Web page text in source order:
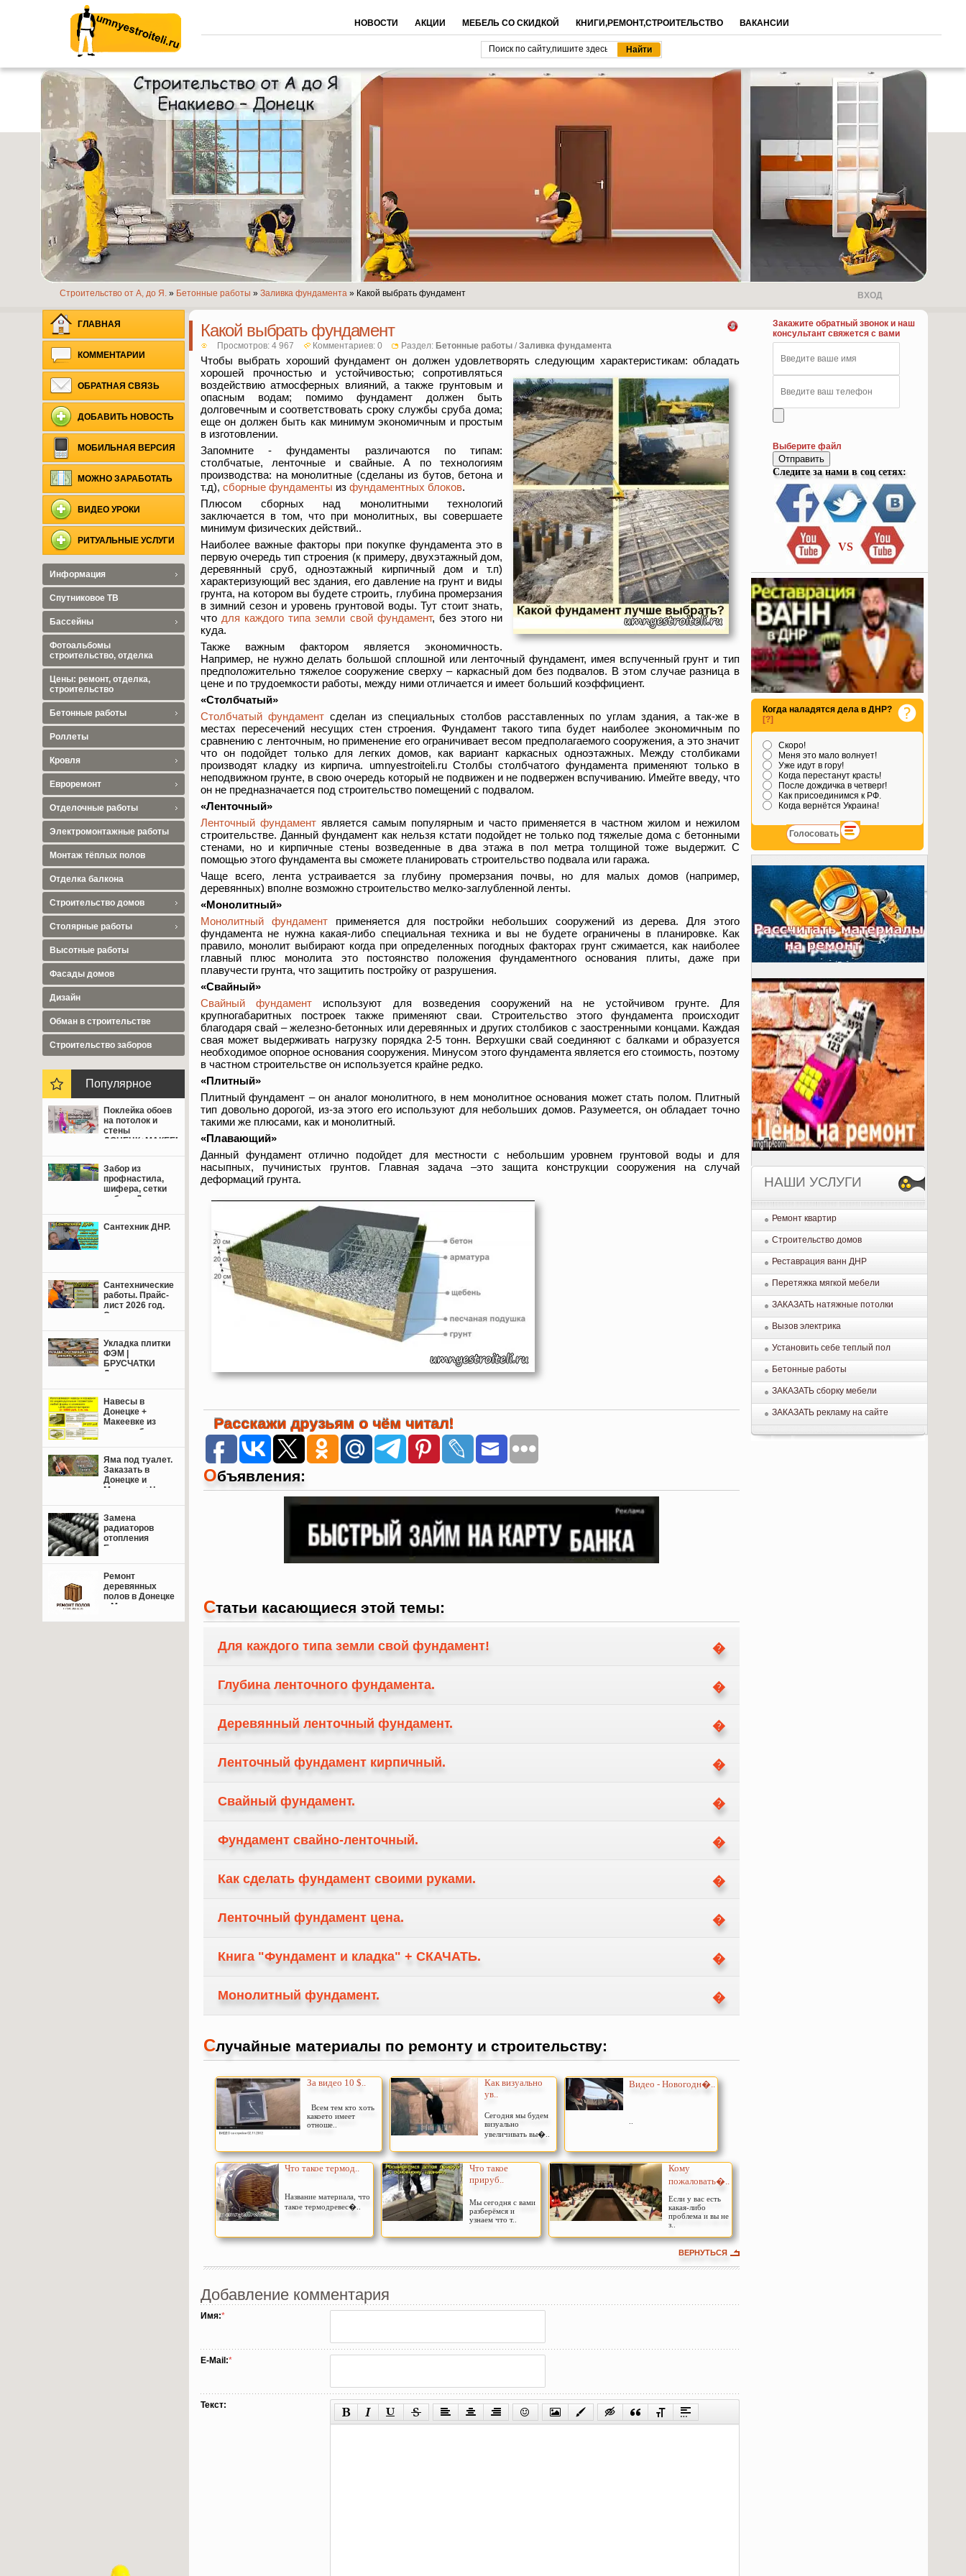
Умные строители.ру
НОВОСТИ АКЦИИ МЕБЕЛЬ СО СКИДКОЙ КНИГИ,РЕМОНТ,СТРОИТЕЛЬСТВО ВАКАНСИИ
Строительство от А, до Я. » Бетонные работы » Заливка фундамента » Какой выбрать фундамент ВХОД
Какой выбрать фундамент
Просмотров: 4 967 Комментариев: 0 Раздел: Бетонные работы /Заливка фундамента
Чтобы выбрать хороший фундамент он должен удовлетворять следующим характеристикам: обладать
хорошей прочностью и устойчивостью; сопротивляться
воздействию атмосферных влияний, а также грунтовым и
опасным водам; помимо фундамент должен быть
долговечным и соответствовать сроку службы сруба дома;
еще он должен быть как минимум экономичным и простым
в изготовлении.
Запомните - фундаменты различаются по типам:
столбчатые, ленточные и свайные. А по технологиям
производства: на монолитные (сделаны из бутов, бетона и
т.д), сборные фундаменты из фундаментных блоков.
Плюсом сборных над монолитными технологий
заключается в том, что при монолитных, вы совершаете
минимум физических действий..
Наиболее важные факторы при покупке фундамента это в
первую очередь тип строения (к примеру, двухэтажный дом,
деревянный сруб, одноэтажный кирпичный дом и т.п)
характеризующий вес здания, его давление на грунт и виды
грунта, на котором вы будете строить, глубина промерзания
в зимний сезон и уровень грунтовой воды. Тут стоит знать,
что для каждого типа земли свой фундамент, без этого ни
куда.
Также важным фактором является экономичность.
Например, не нужно делать большой сплошной или ленточный фундамент, имея вспученный грунт и тип
предположительно тяжелое сооружение сверху – каркасный дом без подвалов. В этом случае разница в
цене и по трудоемкости работы, между ними отличается и имеет больший коэффициент.
«Столбчатый»
Столбчатый фундаментсделан из специальных столбов расставленных по углам здания, а так-же в
местах пересечений несущих стен строения. Фундамент такого типа будет наиболее экономичным по
сравнению с ленточным, но применение его ограничивает весом предполагаемого сооружения, а это значит
что он подойдет только для легких домов, как вариант каркасных одноэтажных. Между столбиками
производят кладку из кирпича. umnyestroiteli.ru Столбы столбчатого фундамента применяют только в
неподвижном грунте, в свою очередь который не подвижен и не подвержен вспучиванию. Имейте введу, что
он не предназначается под строительство помещений с подвалом.
«Ленточный»
Ленточный фундамент является самым популярным и часто применяется в частном жилом и нежилом
строительстве. Данный фундамент как нельзя кстати подойдет не только под тяжелые дома с бетонными
стенами, но и кирпичные стены возведенные в два этажа в пол метра толщиной тоже выдержит. С
помощью этого фундамента вы сможете планировать строительство подвала или гаража.
Чаще всего, лента устраивается за глубину промерзания почвы, но для малых домов (например,
деревянных) вполне возможно строительство мелко-заглубленной ленты.
«Монолитный»
Монолитный фундаментприменяется для постройки небольших сооружений из дерева. Для этого
фундамента не нужна какая-либо специальная техника и вы не будете ограничены в планировке. Как
правило, монолит выбирают когда при определенных погодных факторах грунт сжимается, как наиболее
главный плюс монолита это постоянство положения фундаментного основания плиты, даже при
плавучести грунта, что защитить постройку от разрушения.
«Свайный»
Свайный фундамент используют для возведения сооружений на не устойчивом грунте. Для
крупногабаритных построек также применяют сваи. Строительство этого фундамента происходит
благодаря свай – железно-бетонных или деревянных и других столбиков с заостренными концами. Каждая
свая может выдерживать нагрузку порядка 2-5 тонн. Верхушки свай соединяют с балками и образуется
необходимое опорное основания сооружения. Минусом этого фундамента является его стоимость, поэтому
в частном строительстве он используется крайне редко.
«Плитный»
Плитный фундамент – он аналог монолитного, в нем монолитное основания может стать полом. Плитный
тип довольно дорогой, из-за этого его используют для небольших домов. Разумеется, он обладает точно
такими же плюсами, как и монолитный.
«Плавающий»
Данный фундамент отлично подойдет для местности с небольшим уровнем грунтовой воды и для
насыпных, пучинистых грунтов. Главная задача –это защита конструкции сооружения на случай
деформаций грунта.
Расскажи друзьям о чём читал!
Объявления:
Статьи касающиеся этой темы:
Для каждого типа земли свой фундамент!
Глубина ленточного фундамента.
Деревянный ленточный фундамент.
Ленточный фундамент кирпичный.
Свайный фундамент.
Фундамент свайно-ленточный.
Как сделать фундамент своими руками.
Ленточный фундамент цена.
Книга "Фундамент и кладка" + СКАЧАТЬ.
Монолитный фундамент.
Случайные материалы по ремонту и строительству:
За видео 10 $..
Всем тем кто хоть
какоето имеет
отноше..
Как визуально
ув..
Сегодня мы будем
визуально
увеличивать вы�..
Видео - Новогодн�..
Что такое термод..
Название материала, что
такое термодревес�..
Что такое
прируб..
Мы сегодня с вами
разберёмся и
узнаем что т..
Кому
пожаловать�..
Если у вас есть
какая-либо
проблема и вы не
з..
ВЕРНУТЬСЯ
Добавление комментария
Имя:*
E-Mail:*
Текст:
Закажите обратный звонок и наш
консультант свяжется с вами
Выберите файл
Отправить
Следите за нами в соц сетях:
VS
Когда наладятся дела в ДНР?
[?]
Скоро!
Меня это мало волнует!
Уже идут в гору!
Когда перестанут красть!
После дождичка в четверг!
Как присоединимся к РФ.
Когда вернётся Украина!
НАШИ УСЛУГИ
Ремонт квартир
Строительство домов
Реставрация ванн ДНР
Перетяжка мягкой мебели
ЗАКАЗАТЬ натяжные потолки
Вызов электрика
Установить себе теплый пол
Бетонные работы
ЗАКАЗАТЬ сборку мебели
ЗАКАЗАТЬ рекламу на сайте
ГЛАВНАЯ
КОММЕНТАРИИ
ОБРАТНАЯ СВЯЗЬ
ДОБАВИТЬ НОВОСТЬ
МОБИЛЬНАЯ ВЕРСИЯ
МОЖНО ЗАРАБОТАТЬ
ВИДЕО УРОКИ
РИТУАЛЬНЫЕ УСЛУГИ
Информация
Спутниковое ТВ
Бассейны
Фотоальбомы
строительство, отделка
Цены: ремонт, отделка,
строительство
Бетонные работы
Роллеты
Кровля
Евроремонт
Отделочные работы
Электромонтажные работы
Монтаж тёплых полов
Отделка балкона
Строительство домов
Столярные работы
Высотные работы
Фасады домов
Дизайн
Обман в строительстве
Cтроительство заборов
Популярное
Поклейка обоев
на потолок и
стены
ДОНЕЦК+МАКЕЕВКА
Забор из
профнастила,
шифера, сетки
рабица Донецк,
Сантехник ДНР.
Сантехнические
работы. Прайс-
лист 2026 год.
Свежие цены.
Укладка плитки
ФЭМ |
БРУСЧАТКИ
Донецк,
Навесы в
Донецке +
Макеевке из
поликарбоната,
металлочерепицы.
Яма под туалет.
Заказать в
Донецке и
Макеевке+Цены.
Замена
радиаторов
отопления
Енакиево,
Ремонт
деревянных
полов в Донецке
и Макеевке: от